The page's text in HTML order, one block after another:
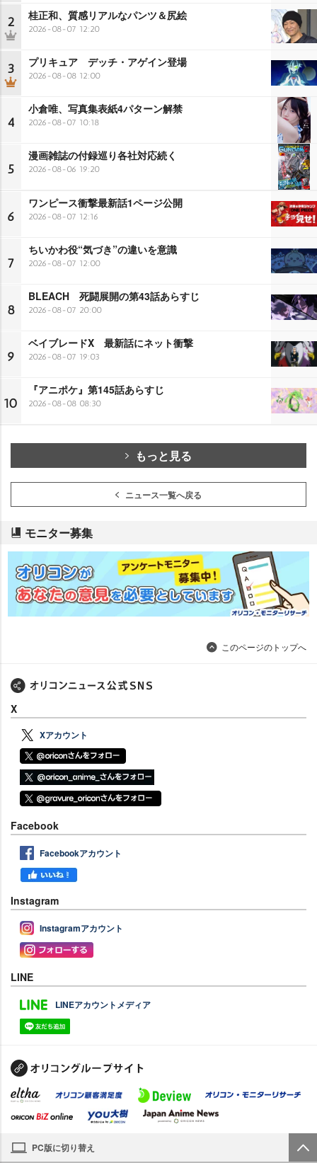
2 桂正和、質感リアルなパンツ＆尻絵
2026-08-07 12:20
3 プリキュア デッチ・アゲイン登場
2026-08-08 12:00
4
小倉唯、写真集表紙4パターン解禁
2026-08-07 10:18
5
漫画雑誌の付録巡り各社対応続く
2026-08-06 19:20
6
ワンピース衝撃最新話1ページ公開
2026-08-07 12:16
7
ちいかわ役“気づき”の違いを意識
2026-08-07 12:00
8
BLEACH 死闘展開の第43話あらすじ
2026-08-07 20:00
9
ベイブレードX 最新話にネット衝撃
2026-08-07 19:03
10
『アニポケ』第145話あらすじ
2026-08-08 08:30
もっと見る
ニュース一覧へ戻る
モニター募集
このページのトップへ
X
Xアカウント
Facebook
Facebookアカウント
Instagram
Instagramアカウント
LINE
LINEアカウントメディア
PC版に切り替え